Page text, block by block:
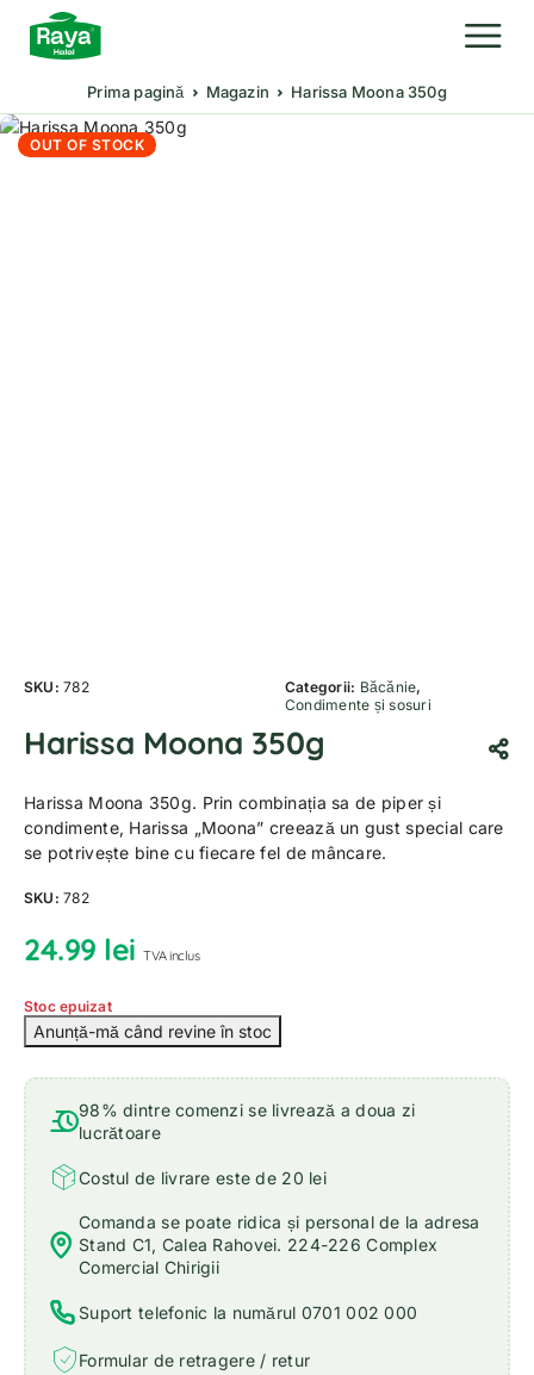
Prima pagină Magazin Harissa Moona 350g
OUT OF STOCK
SKU:782 Categorii: Băcănie,
Condimente și sosuri
Harissa Moona 350g
Harissa Moona 350g. Prin combinația sa de piper și
condimente, Harissa „Moona” creează un gust special care
se potrivește bine cu fiecare fel de mâncare.
SKU:782
24.99 lei TVA inclus
Stoc epuizat
98% dintre comenzi se livrează a doua zi
lucrătoare
Costul de livrare este de 20 lei
Comanda se poate ridica și personal de la adresa
Stand C1, Calea Rahovei. 224-226 Complex
Comercial Chirigii
Suport telefonic la numărul 0701 002 000
Formular de retragere / retur